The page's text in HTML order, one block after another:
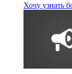
Хочу узнать